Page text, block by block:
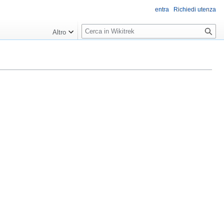
entra Richiedi utenza
Altro
R
i
r